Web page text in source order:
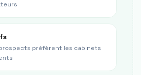
préfèrent les cabinets